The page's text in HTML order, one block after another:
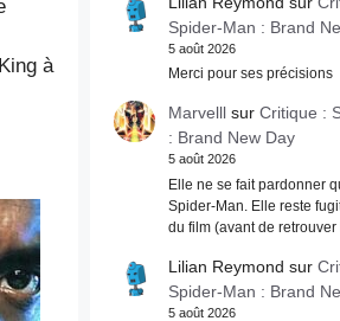
à
Spider-Man : Brand
5 août 2026
Merci pour ses précisions
Marvelllsur Critique :
: Brand New Day
5 août 2026
Elle ne se fait pardonner
Spider-Man. Elle reste
du film (avant de
Lilian Reymond sur
Spider-Man : Brand
5 août 2026